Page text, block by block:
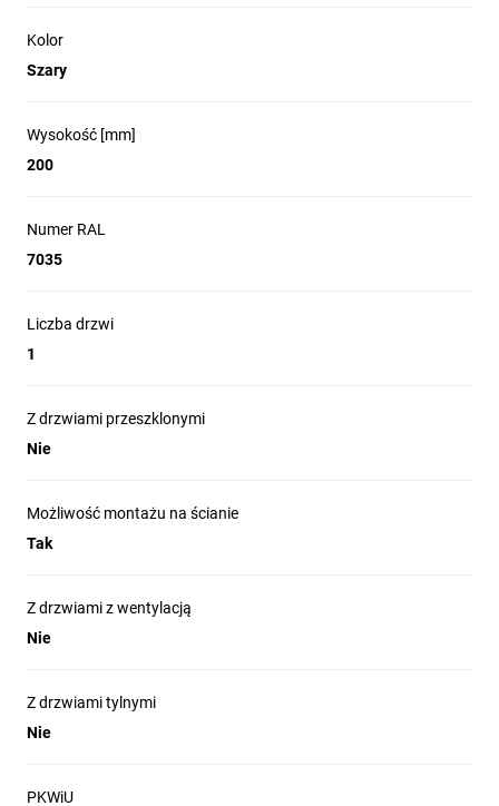
Kolor
Szary
Wysokość [mm]
200
Numer RAL
7035
Liczba drzwi
1
Z drzwiami przeszklonymi
Nie
Możliwość montażu na ścianie
Tak
Z drzwiami z wentylacją
Nie
Z drzwiami tylnymi
Nie
PKWiU